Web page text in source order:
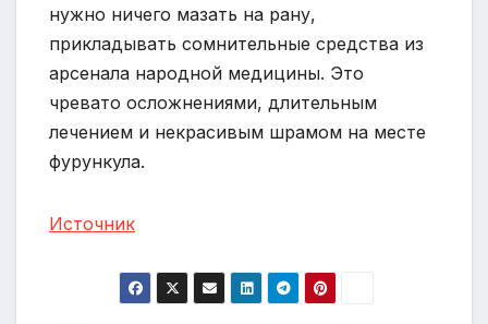
нужно ничего мазать на рану,
прикладывать сомнительные средства из
арсенала народной медицины. Это
чревато осложнениями, длительным
лечением и некрасивым шрамом на месте
фурункула.
Источник